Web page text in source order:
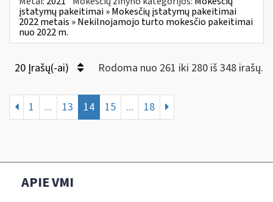
įstatymų pakeitimai » Mokesčių įstatymų pakeitimai
2022 metais » Nekilnojamojo turto mokesčio pakeitimai
nuo 2022 m.
20 Įrašų(-ai) Rodoma nuo 261 iki 280 iš 348 irašų.
1 ... 13 14 15 ... 18
APIE VMI